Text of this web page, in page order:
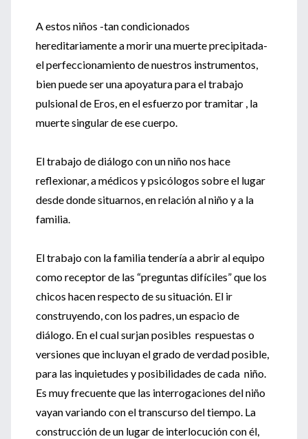
A estos niños -tan condicionados
hereditariamente a morir una muerte precipitada-
el perfeccionamiento de nuestros instrumentos,
bien puede ser una apoyatura para el trabajo
pulsional de Eros, en el esfuerzo por tramitar , la
muerte singular de ese cuerpo.
El trabajo de diálogo con un niño nos hace
reflexionar, a médicos y psicólogos sobre el lugar
desde donde situarnos, en relación al niño y a la
familia.
El trabajo con la familia tendería a abrir al equipo
como receptor de las “preguntas difíciles” que los
chicos hacen respecto de su situación. El ir
construyendo, con los padres, un espacio de
diálogo. En el cual surjan posibles respuestas o
versiones que incluyan el grado de verdad posible,
para las inquietudes y posibilidades de cada niño.
Es muy frecuente que las interrogaciones del niño
vayan variando con el transcurso del tiempo. La
construcción de un lugar de interlocución con él,